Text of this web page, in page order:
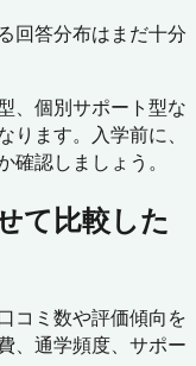
回答分布はまだ十分
、個別サポート型な
ます。入学前に、
認しましょう。
て比較した
コミ数や評価傾向を
、通学頻度、サポー